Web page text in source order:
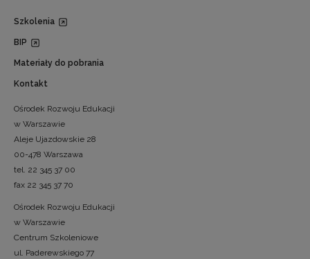
Szkolenia
BIP
Materiały do pobrania
Kontakt
Ośrodek Rozwoju Edukacji
w Warszawie
Aleje Ujazdowskie 28
00-478 Warszawa
tel. 22 345 37 00
fax 22 345 37 70
Ośrodek Rozwoju Edukacji
w Warszawie
Centrum Szkoleniowe
ul. Paderewskiego 77